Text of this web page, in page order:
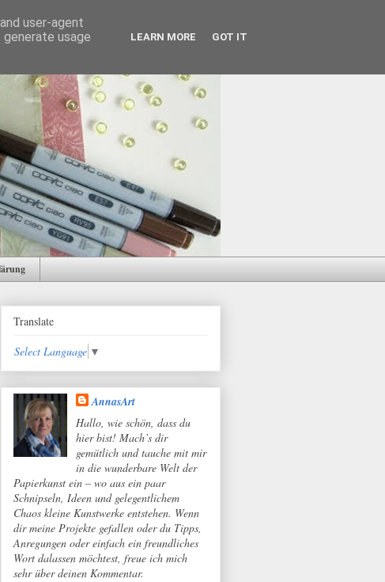
Translate
Select Language ▼
AnnasArt
Hallo, wie schön, dass du
hier bist! Mach’s dir
gemütlich und tauche mit mir
in die wunderbare Welt der
Papierkunst ein – wo aus ein paar
Schnipseln, Ideen und gelegentlichem
Chaos kleine Kunstwerke entstehen. Wenn
dir meine Projekte gefallen oder du Tipps,
Anregungen oder einfach ein freundliches
Wort dalassen möchtest, freue ich mich
sehr über deinen Kommentar.
user-agent
usage
LEARN MORE GOT IT